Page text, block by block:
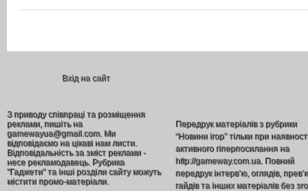
Вхід на сайт
З приводу співпраці та розміщення
реклами, пишіть на
gamewayua@gmail.com. Ми
відповідаємо на цікаві нам листи.
Відповідальність за зміст реклами -
несе рекламодавець. Рубрика
"Гаджети" та інші розділи сайту можуть
містити промо-матеріали.
Передрук матеріалів з рубрики
“Новини ігор” тільки при
активного гіперпосилання на
http://gameway.com.ua. Повний
передрук інтерв’ю, оглядів,
гайдів та інших матеріалів без